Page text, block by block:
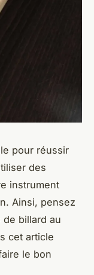
pour réussir
des
instrument
Ainsi, pensez
billard au
cet article
le bon